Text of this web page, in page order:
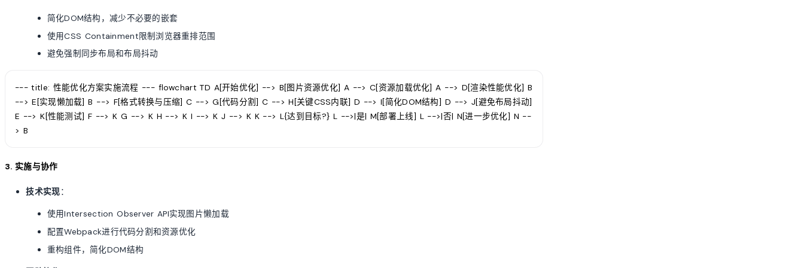
简化DOM结构，减少不必要的嵌套
使用CSS Containment限制浏览器重排范围
避免强制同步布局和布局抖动
--- title: 性能优化方案实施流程 --- flowchart TD A[开始优化] --> B[图片资源优化] A --> C[资源加载优化] A --> D[渲染性能优化] B
--> E[实现懒加载] B --> F[格式转换与压缩] C --> G[代码分割] C --> H[关键CSS内联] D --> I[简化DOM结构] D --> J[避免布局抖动]
E --> K[性能测试] F --> K G --> K H --> K I --> K J --> K K --> L{达到目标?} L -->|是| M[部署上线] L -->|否| N[进一步优化] N --
> B
3. 实施与协作
技术实现：
使用Intersection Observer API实现图片懒加载
配置Webpack进行代码分割和资源优化
重构组件，简化DOM结构